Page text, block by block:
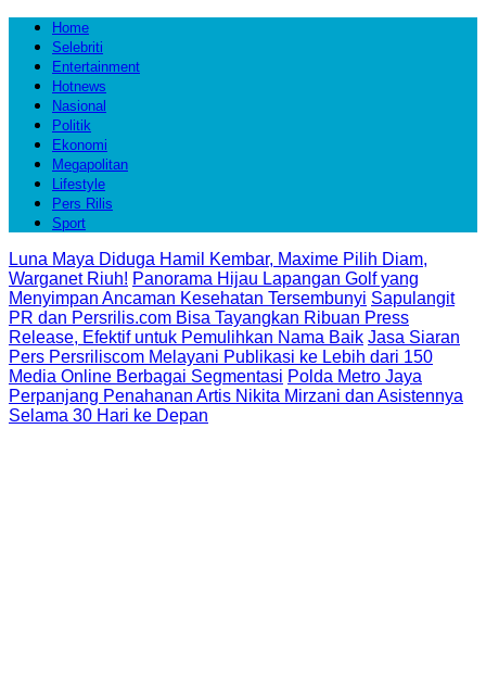
Home
Selebriti
Entertainment
Hotnews
Nasional
Politik
Ekonomi
Megapolitan
Lifestyle
Pers Rilis
Sport
Luna Maya Diduga Hamil Kembar, Maxime Pilih Diam,
Warganet Riuh! Panorama Hijau Lapangan Golf yang
Menyimpan Ancaman Kesehatan Tersembunyi Sapulangit
PR dan Persrilis.com Bisa Tayangkan Ribuan Press
Release, Efektif untuk Pemulihkan Nama Baik Jasa Siaran
Pers Persriliscom Melayani Publikasi ke Lebih dari 150
Media Online Berbagai Segmentasi Polda Metro Jaya
Perpanjang Penahanan Artis Nikita Mirzani dan Asistennya
Selama 30 Hari ke Depan